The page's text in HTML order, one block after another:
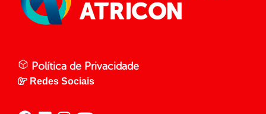
Política de Privacidade
Redes Sociais